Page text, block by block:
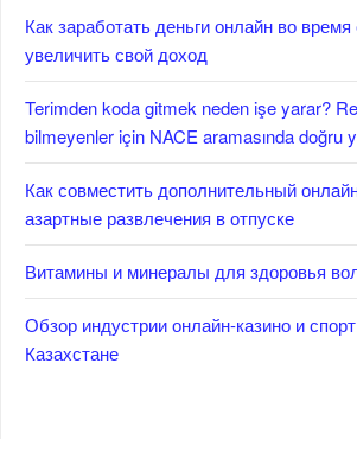
Как заработать деньги онлайн во
увеличить свой доход
Terimden koda gitmek neden işe yarar?
bilmeyenler için NACE aramasında doğru
Как совместить дополнительный
азартные развлечения в отпуске
Витамины и минералы для здоровья
Обзор индустрии онлайн-казино и
Казахстане